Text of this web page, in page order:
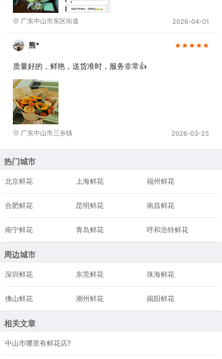
广东中山市东区街道 2026-04-01
熊*
质量好的，鲜艳，送货准时，服务非常👍
广东中山市三乡镇 2026-03-25
热门城市
北京鲜花 上海鲜花 福州鲜花
合肥鲜花 昆明鲜花 南昌鲜花
南宁鲜花 青岛鲜花 呼和浩特鲜花
周边城市
深圳鲜花 东莞鲜花 珠海鲜花
佛山鲜花 潮州鲜花 揭阳鲜花
相关文章
中山市哪里有鲜花店?